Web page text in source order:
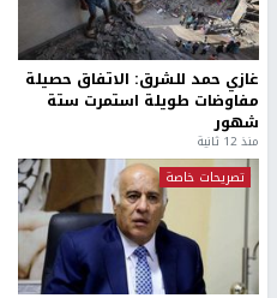
غازي حمد للشرق: الاتفاق حصيلة
مفاوضات طويلة استمرت ستة
شهور
منذ 12 ثانية
تصريحات خاصة